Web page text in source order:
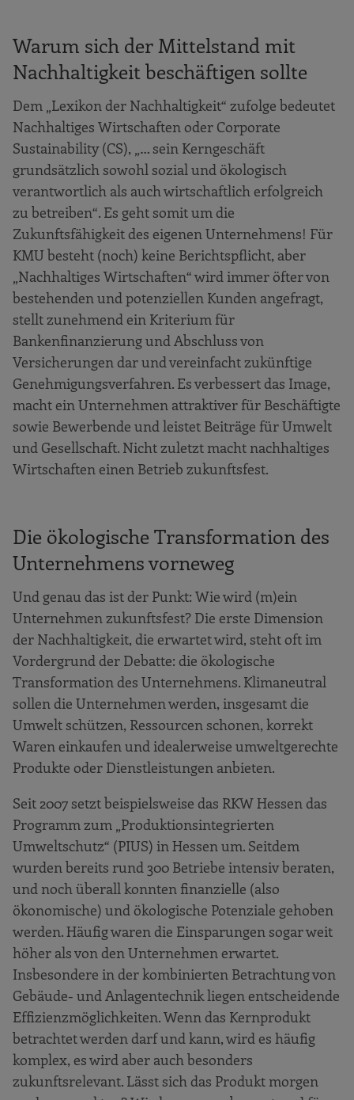
Warum sich der Mittelstand mit
Nachhaltigkeit beschäftigen sollte
Dem „Lexikon der Nachhaltigkeit“ zufolge bedeutet
Nachhaltiges Wirtschaften oder Corporate
Sustainability (CS), „… sein Kerngeschäft
grundsätzlich sowohl sozial und ökologisch
verantwortlich als auch wirtschaftlich erfolgreich
zu betreiben“. Es geht somit um die
Zukunftsfähigkeit des eigenen Unternehmens! Für
KMU besteht (noch) keine Berichtspflicht, aber
„Nachhaltiges Wirtschaften“ wird immer öfter von
bestehenden und potenziellen Kunden angefragt,
stellt zunehmend ein Kriterium für
Bankenfinanzierung und Abschluss von
Versicherungen dar und vereinfacht zukünftige
Genehmigungsverfahren. Es verbessert das Image,
macht ein Unternehmen attraktiver für Beschäftigte
sowie Bewerbende und leistet Beiträge für Umwelt
und Gesellschaft. Nicht zuletzt macht nachhaltiges
Wirtschaften einen Betrieb zukunftsfest.
Die ökologische Transformation des
Unternehmens vorneweg
Und genau das ist der Punkt: Wie wird (m)ein
Unternehmen zukunftsfest? Die erste Dimension
der Nachhaltigkeit, die erwartet wird, steht oft im
Vordergrund der Debatte: die ökologische
Transformation des Unternehmens. Klimaneutral
sollen die Unternehmen werden, insgesamt die
Umwelt schützen, Ressourcen schonen, korrekt
Waren einkaufen und idealerweise umweltgerechte
Produkte oder Dienstleistungen anbieten.
Seit 2007 setzt beispielsweise das RKW Hessen das
Programm zum „Produktionsintegrierten
Umweltschutz“ (PIUS) in Hessen um. Seitdem
wurden bereits rund 300 Betriebe intensiv beraten,
und noch überall konnten finanzielle (also
ökonomische) und ökologische Potenziale gehoben
werden. Häufig waren die Einsparungen sogar weit
höher als von den Unternehmen erwartet.
Insbesondere in der kombinierten Betrachtung von
Gebäude- und Anlagentechnik liegen entscheidende
Effizienzmöglichkeiten. Wenn das Kernprodukt
betrachtet werden darf und kann, wird es häufig
komplex, es wird aber auch besonders
zukunftsrelevant. Lässt sich das Produkt morgen